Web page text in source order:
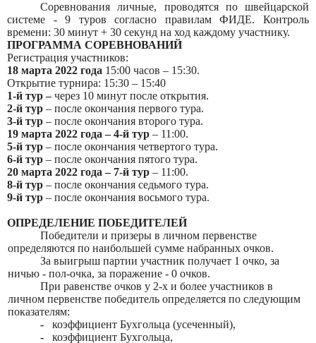
Соревнования личные, проводятся по швейцарской
системе - 9 туров согласно правилам ФИДЕ. Контроль
времени: 30 минут + 30 секунд на ход каждому участнику.
ПРОГРАММА СОРЕВНОВАНИЙ
Регистрация участников:
18 марта 2022 года 15:00 часов – 15:30.
Открытие турнира: 15:30 – 15:40
1-й тур –через 10 минут после открытия.
2-й тур – после окончания первого тура.
3-й тур – после окончания второго тура.
19 марта 2022 года – 4-й тур – 11:00.
5-й тур – после окончания четвертого тура.
6-й тур – после окончания пятого тура.
20 марта 2022 года – 7-й тур – 11:00.
8-й тур – после окончания седьмого тура.
9-й тур – после окончания восьмого тура.
ОПРЕДЕЛЕНИЕ ПОБЕДИТЕЛЕЙ
Победители и призеры в личном первенстве
определяются по наибольшей сумме набранных очков.
За выигрыш партии участник получает 1 очко, за
ничью - пол-очка, за поражение - 0 очков.
При равенстве очков у 2-х и более участников в
личном первенстве победитель определяется по следующим
показателям:
-
коэффициент Бухгольца (усеченный),
-
коэффициент Бухгольца,